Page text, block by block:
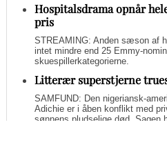
Hospitalsdrama opnår
pris
STREAMING: Anden sæson af
intet mindre end 25 Emmy-
skuespillerkategorierne.
Litterær superstjerne
SAMFUND: Den nigeriansk-
Adichie er i åben konflikt med
sønnens pludselige død. Sagen